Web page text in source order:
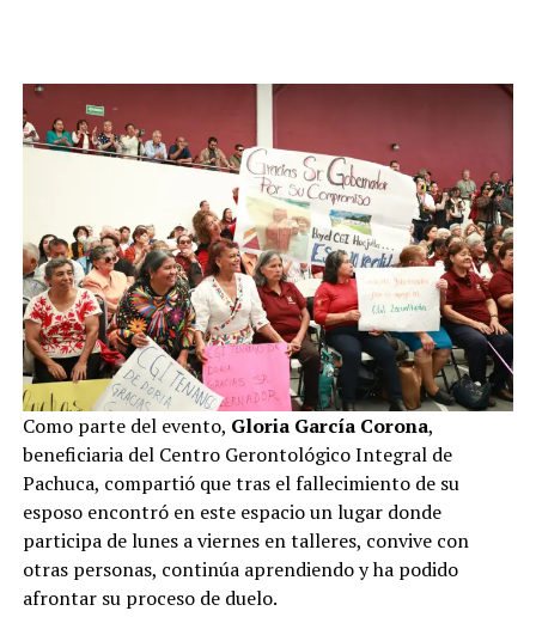
Como parte del evento, Gloria García Corona,
beneficiaria del Centro Gerontológico Integral de
Pachuca, compartió que tras el fallecimiento de su
esposo encontró en este espacio un lugar donde
participa de lunes a viernes en talleres, convive con
otras personas, continúa aprendiendo y ha podido
afrontar su proceso de duelo.